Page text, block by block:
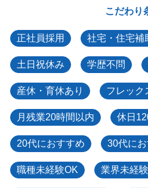
こだわり
正社員採用 社宅・住宅補
土日祝休み 学歴不問
産休・育休あり フレック
月残業20時間以内 休日
20代におすすめ 30代に
職種未経験OK 業界未経